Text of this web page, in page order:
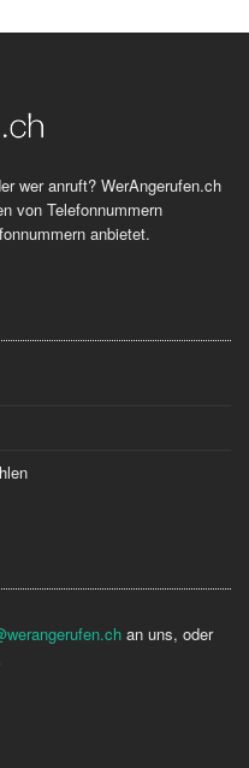
wer anruft? WerAngerufen.ch
von Telefonnummern
anbietet.
an uns, oder